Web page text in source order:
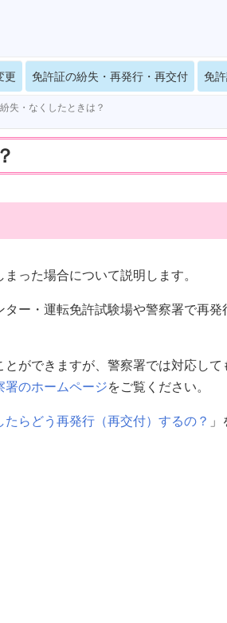
更 免許証の紛失・再発行・再交付 免
失・なくしたときは？
った場合について説明します。
ー・運転免許試験場や警察署で再発
ができますが、警察署では対応して
署のホームページをご覧ください。
らどう再発行（再交付）するの？ 」